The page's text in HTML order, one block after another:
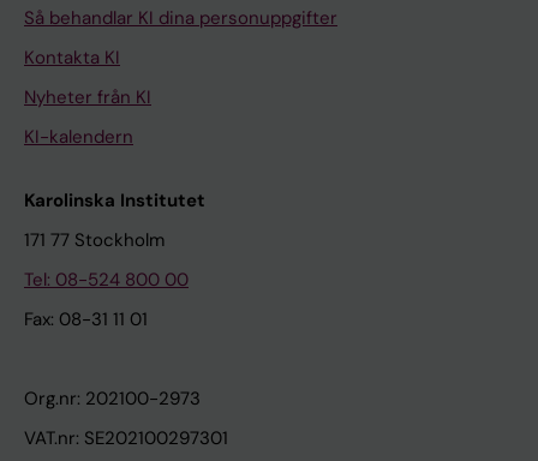
Så behandlar KI dina personuppgifter
Kontakta KI
Nyheter från KI
KI-kalendern
Karolinska Institutet
171 77 Stockholm
Tel: 08-524 800 00
Fax: 08-31 11 01
Org.nr: 202100-2973
VAT.nr: SE202100297301